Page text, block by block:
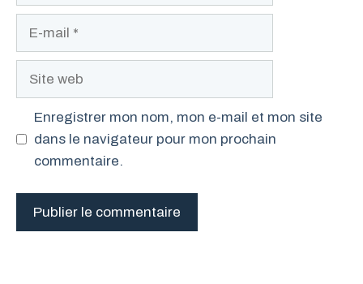
Site
Enregistrer mon nom, mon e-mail et mon site
dans le navigateur pour mon prochain
commentaire.